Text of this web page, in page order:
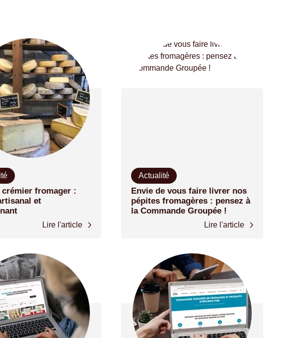
crémier fromager :
et
Lire l'article
Actualité
Envie de vous faire livrer nos
pépites fromagères : pensez à
la Commande Groupée !
Lire l'article